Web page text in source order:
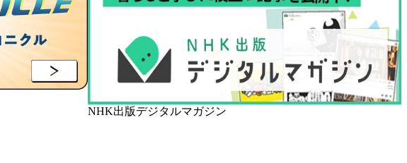
NHK出版デジタルマガジン